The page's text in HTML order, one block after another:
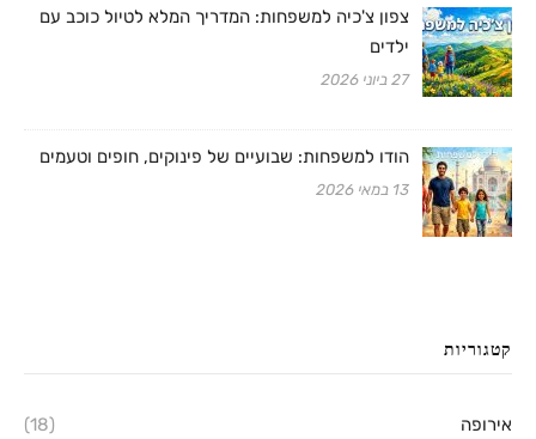
צפון צ'כיה למשפחות: המדריך המלא לטיול כוכב עם
ילדים
27 ביוני 2026
הודו למשפחות: שבועיים של פינוקים, חופים וטעמים
13 במאי 2026
קטגוריות
אירופה (18)